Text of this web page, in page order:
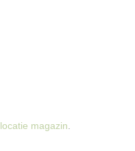
locatie magazin